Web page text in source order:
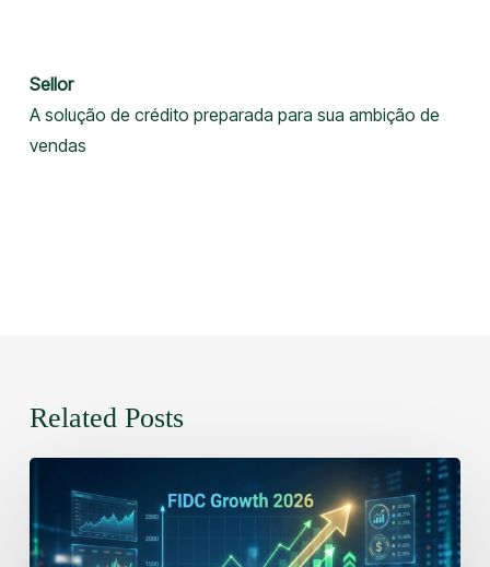
Sellor
A solução de crédito preparada para sua ambição de
vendas
Related Posts